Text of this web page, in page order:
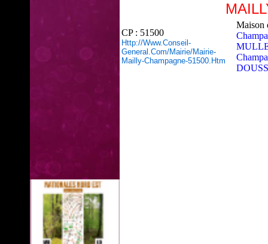
CP : 51500
Http://www.conseil-
General.com/mairie/mairie-
Mailly-Champagne-51500.htm
Maison